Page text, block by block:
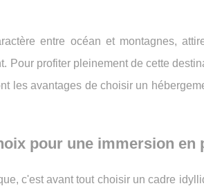
entre océan et montagnes,
Pour profiter pleinement de cette
les avantages de choisir un
pour une immersion en
c'est avant tout choisir un cadre